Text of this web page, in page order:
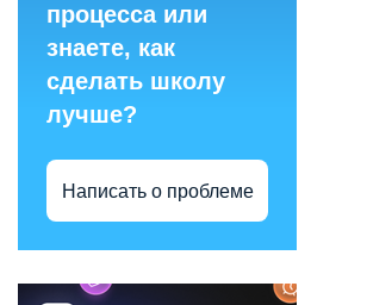
процесса или
знаете, как
сделать школу
лучше?
Написать о проблеме